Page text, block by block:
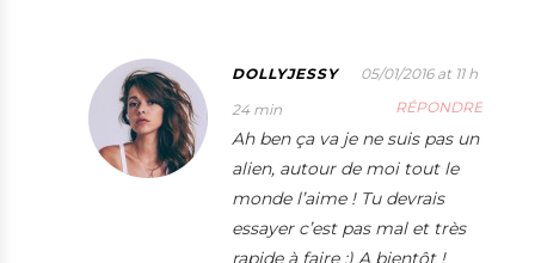
DOLLYJESSY
05/01/2016 at 11 h
24 min
RÉPONDRE
Ah ben ça va je ne suis pas un
alien, autour de moi tout le
monde l’aime ! Tu devrais
essayer c’est pas mal et très
rapide à faire :) A bientôt !